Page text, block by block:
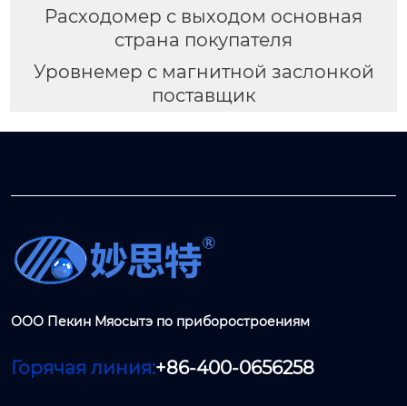
Расходомер с выходом основная
страна покупателя
Уровнемер с магнитной заслонкой
поставщик
ООО Пекин Мяосытэ по приборостроениям
Горячая линия:+86-400-0656258